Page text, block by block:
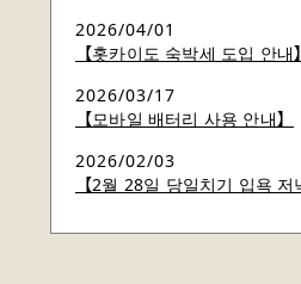
2026/04/01
【홋카이도 숙박세 도입 안내】
2026/03/17
【모바일 배터리 사용 안내】
2026/02/03
【2월 28일 당일치기 입욕 저